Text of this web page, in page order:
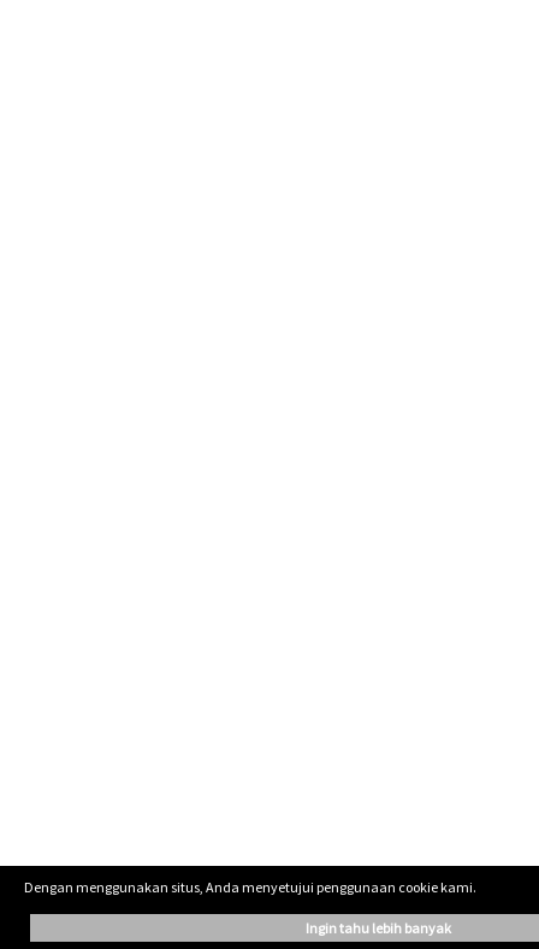
Dengan menggunakan situs, Anda menyetujui penggunaan cookie kami.
ingin tahu lebih banyak